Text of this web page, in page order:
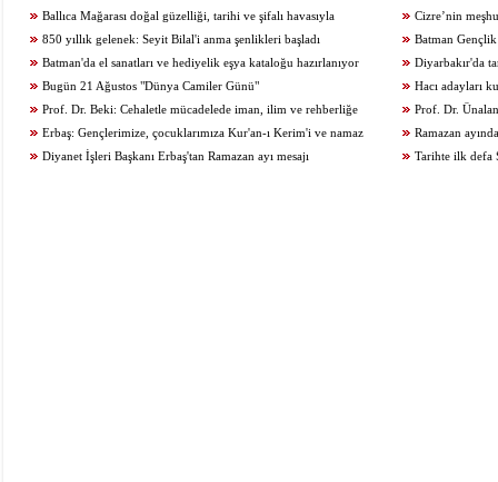
Ballıca Mağarası doğal güzelliği, tarihi ve şifalı havasıyla
ziyaretçilerini büyülüyor
Cizre’nin
850 yıllık gelenek: Seyit Bilal'i anma şenlikleri başladı
Batman
Batman'da el sanatları ve hediyelik eşya kataloğu hazırlanıyor
Diyarbakır'da
Bugün 21 Ağustos "Dünya Camiler Günü"
Hacı adayları
Prof. Dr. Beki: Cehaletle mücadelede iman, ilim ve rehberliğe
ihtiyaç var!
Prof. Dr.
değil, ruhen ve
Erbaş: Gençlerimize, çocuklarımıza Kur'an-ı Kerim'i ve namaz
kılmayı öğretelim
Ramazan
Diyanet İşleri Başkanı Erbaş'tan Ramazan ayı mesajı
Tarihte ilk defa